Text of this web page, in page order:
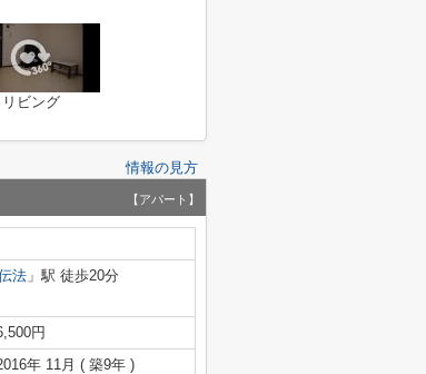
リビング
情報の見方
【アパート】
法 」駅 徒歩20分
円
年 11月 ( 築9年 )